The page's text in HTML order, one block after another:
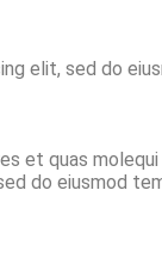
elit, sed do
et quas
do eiusmod